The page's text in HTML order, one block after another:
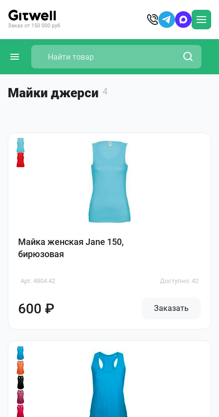
Заказ от 150 000 руб
Майки джерси 4
Майка женская Jane 150,
бирюзовая
Арт. 4804.42 Доступно: 42
600 ₽ Заказать